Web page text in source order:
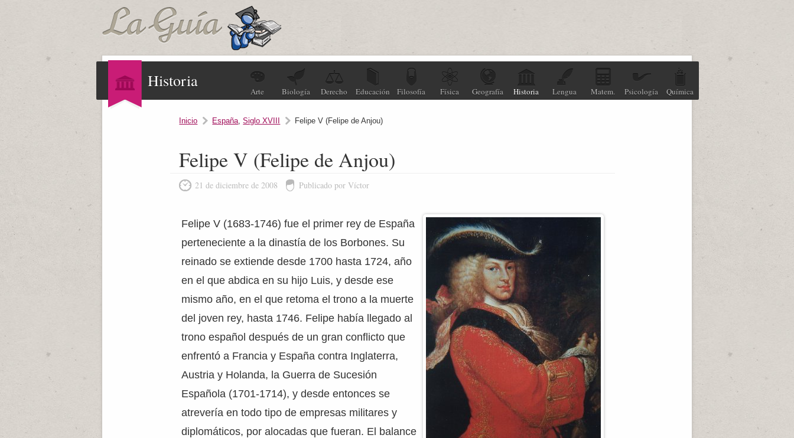
Historia
Arte Biología Derecho Educación Filosofía Física Geografía Historia Lengua Matem. Psicología Química
Inicio España,Siglo XVIII Felipe V (Felipe de Anjou)
Felipe V (Felipe de Anjou)
21 de diciembre de 2008 Publicado por Víctor
Felipe V (1683-1746) fue el primer rey de España
perteneciente a la dinastía de los Borbones. Su
reinado se extiende desde 1700 hasta 1724, año
en el que abdica en su hijo Luis, y desde ese
mismo año, en el que retoma el trono a la muerte
del joven rey, hasta 1746. Felipe había llegado al
trono español después de un gran conflicto que
enfrentó a Francia y España contra Inglaterra,
Austria y Holanda, la Guerra de Sucesión
Española (1701-1714), y desde entonces se
atrevería en todo tipo de empresas militares y
diplomáticos, por alocadas que fueran. El balance